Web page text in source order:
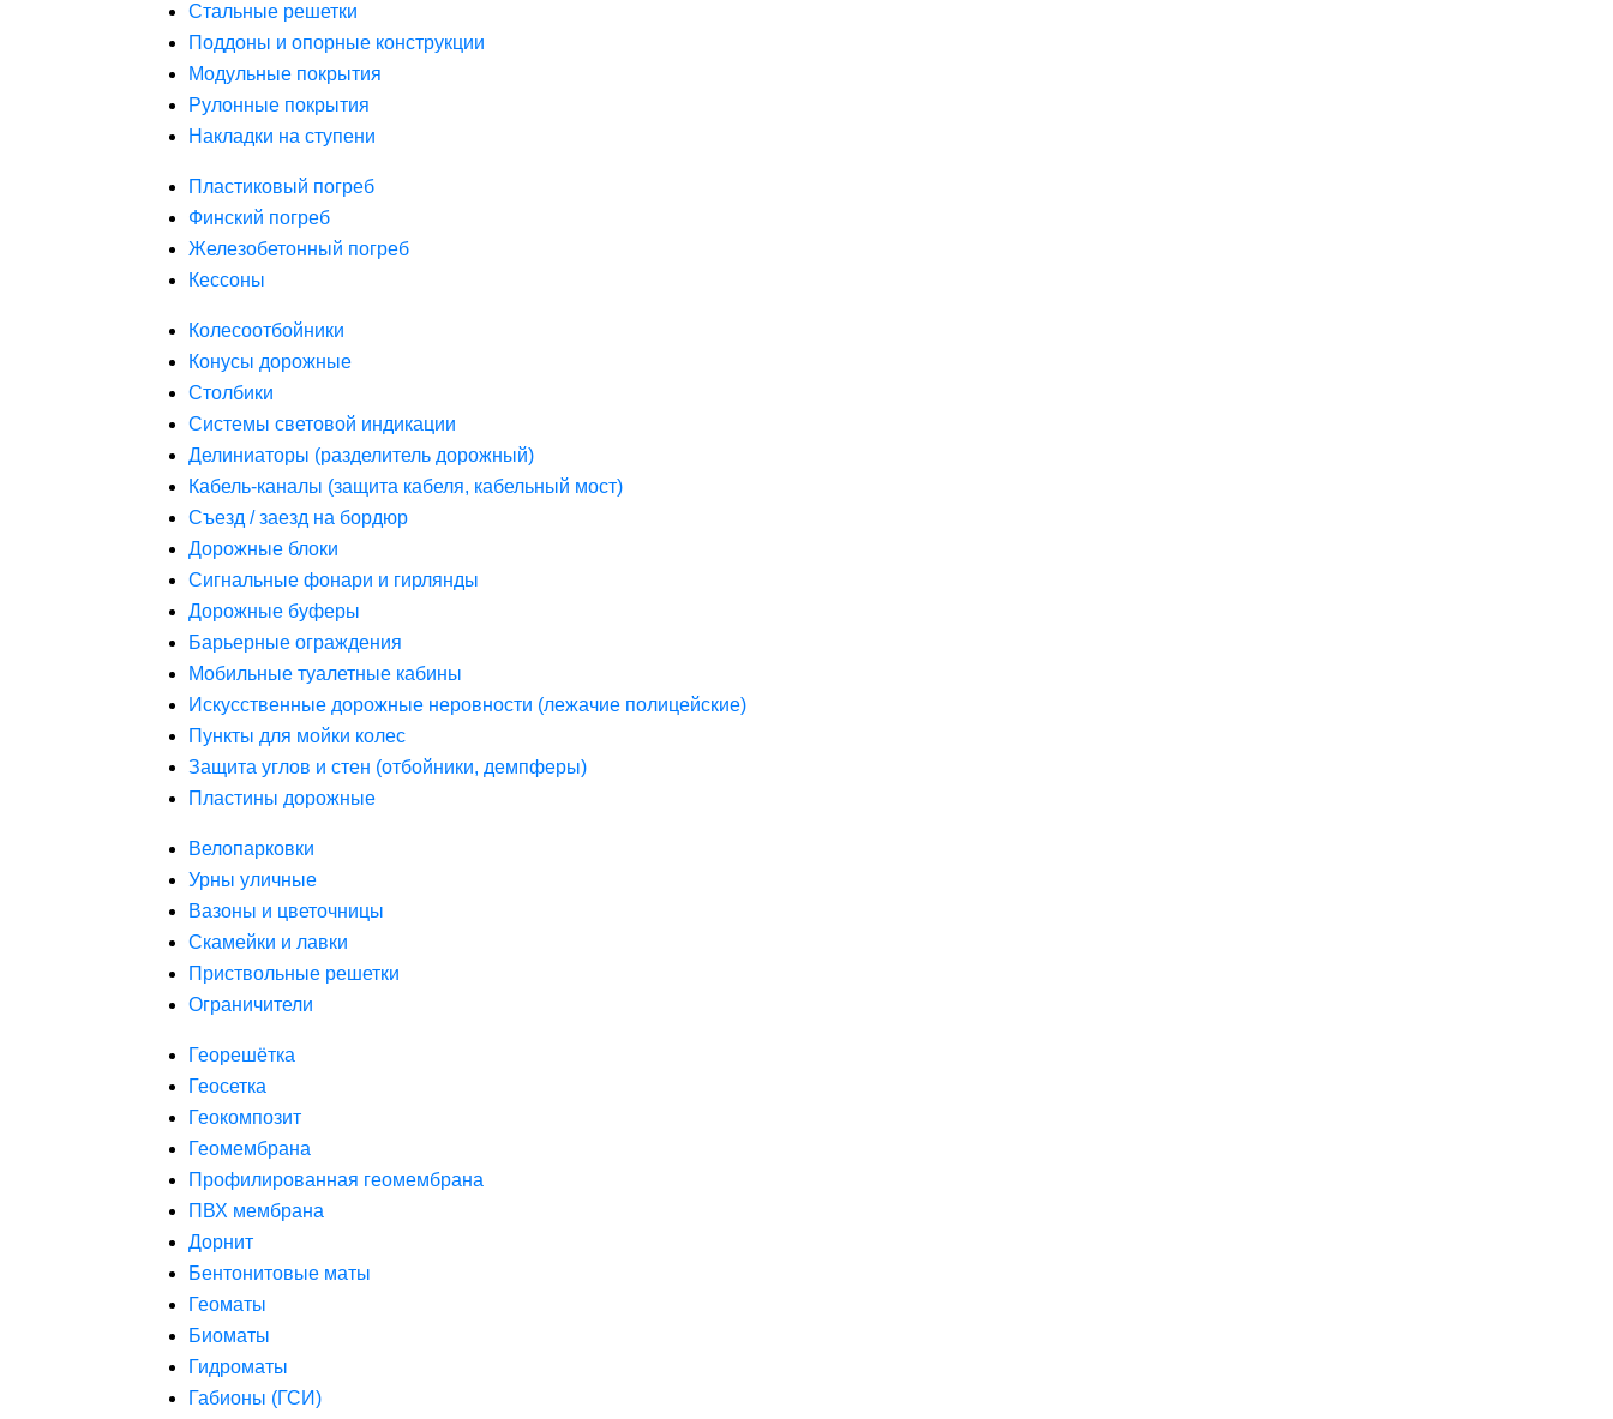
Стальные решетки
Поддоны и опорные конструкции
Модульные покрытия
Рулонные покрытия
Накладки на ступени
Пластиковый погреб
Финский погреб
Железобетонный погреб
Кессоны
Колесоотбойники
Конусы дорожные
Столбики
Системы световой индикации
Делиниаторы (разделитель дорожный)
Кабель-каналы (защита кабеля, кабельный мост)
Съезд / заезд на бордюр
Дорожные блоки
Сигнальные фонари и гирлянды
Дорожные буферы
Барьерные ограждения
Мобильные туалетные кабины
Искусственные дорожные неровности (лежачие полицейские)
Пункты для мойки колес
Защита углов и стен (отбойники, демпферы)
Пластины дорожные
Велопарковки
Урны уличные
Вазоны и цветочницы
Скамейки и лавки
Приствольные решетки
Ограничители
Георешётка
Геосетка
Геокомпозит
Геомембрана
Профилированная геомембрана
ПВХ мембрана
Дорнит
Бентонитовые маты
Геоматы
Биоматы
Гидроматы
Габионы (ГСИ)